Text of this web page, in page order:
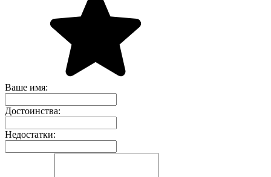
Ваше имя:
Достоинства:
Недостатки: